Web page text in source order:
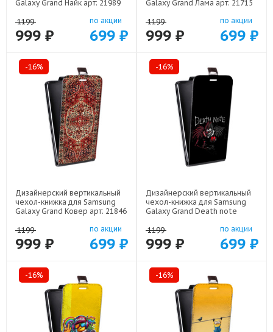
Galaxy Grand Найк арт: 21989
1199
999 ₽
по акции
699 ₽
Galaxy Grand Лама арт: 21715
1199
999 ₽
по акции
699 ₽
-16%
Дизайнерский вертикальный
чехол-книжка для Samsung
Galaxy Grand Ковер арт: 21846
1199
999 ₽
по акции
699 ₽
-16%
Дизайнерский вертикальный
чехол-книжка для Samsung
Galaxy Grand Death note
1199
999 ₽
по акции
699 ₽
-16% -16%